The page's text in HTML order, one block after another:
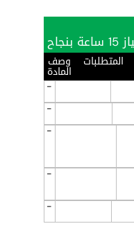
المتطلبات وصف
المادة
-
-
-
-
-